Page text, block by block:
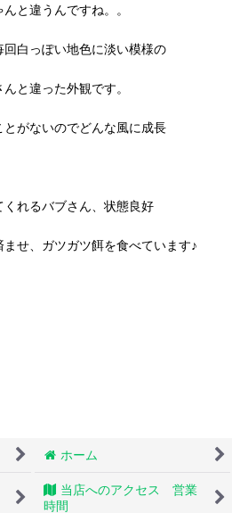
と違うんですね。。
白っぽい地色に淡い模様の
と違った外観です。
がないのでどんな風に成長
れるバブさん、状態良好
せ、ガツガツ餌を食べています♪
ホーム
当店へのアクセス 営業
時間